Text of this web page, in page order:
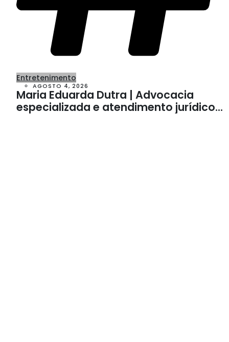
Entretenimento
AGOSTO 4, 2026
Maria Eduarda Dutra | Advocacia
especializada e atendimento jurídico